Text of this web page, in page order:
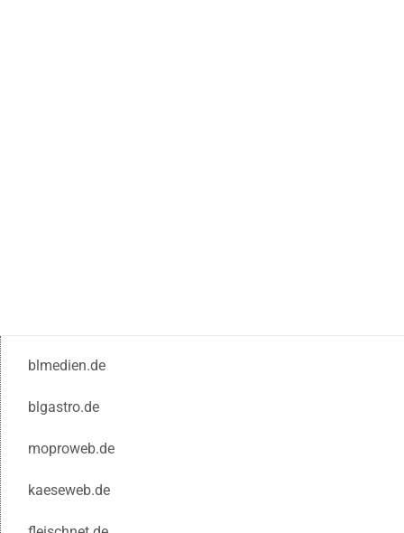
blmedien.de
blgastro.de
moproweb.de
kaeseweb.de